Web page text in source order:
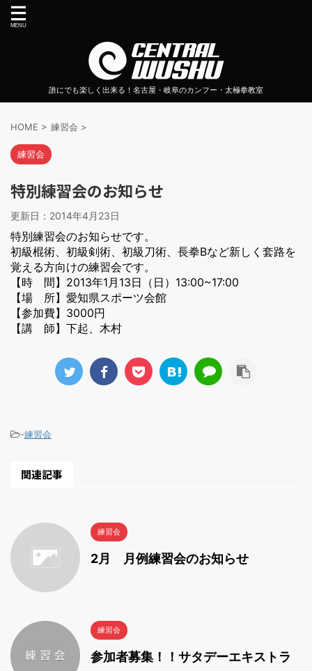
誰にでも楽しく出来る！名古屋・岐阜のカンフー・太極拳教室
HOME > 練習会 >
練習会
特別練習会のお知らせ
更新日： 2014年4月23日
特別練習会のお知らせです。
初級棍術、初級剣術、初級刀術、長拳Bなど新しく套路を
覚える方向けの練習会です。
【時 間】2013年1月13日（日）13:00~17:00
【場 所】愛知県スポーツ会館
【参加費】3000円
【講 師】下起、木村
-練習会
関連記事
練習会
2月 月例練習会のお知らせ
練習会
参加者募集！！サタデーエキストラ